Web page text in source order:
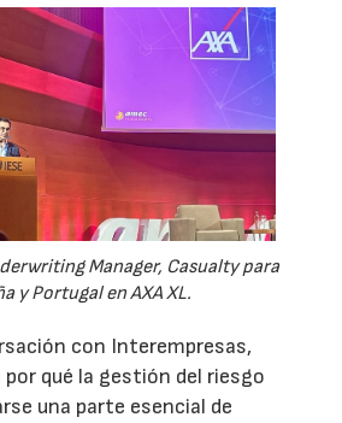
Manager, Casualty para
y Portugal en AXA XL.
con Interempresas,
por qué la gestión del riesgo
una parte esencial de